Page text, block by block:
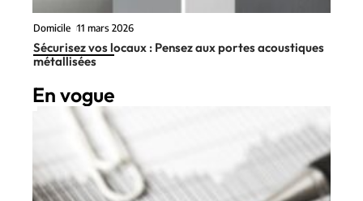
Domicile 11 mars 2026
Sécurisez vos locaux : Pensez aux portes acoustiques
métallisées
En vogue